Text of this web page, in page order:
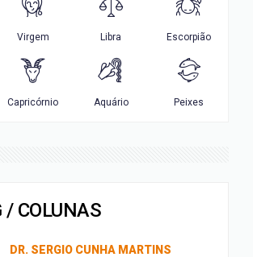
/ COLUNAS
DR. SERGIO CUNHA MARTINS